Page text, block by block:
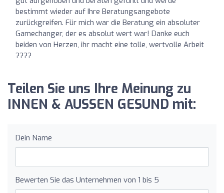
bestimmt wieder auf Ihre Beratungsangebote
zurückgreifen. Für mich war die Beratung ein absoluter
Gamechanger, der es absolut wert war! Danke euch
beiden von Herzen, ihr macht eine tolle, wertvolle Arbeit
????
Teilen Sie uns Ihre Meinung zu
INNEN & AUSSEN GESUND mit:
Dein Name
Bewerten Sie das Unternehmen von 1 bis 5